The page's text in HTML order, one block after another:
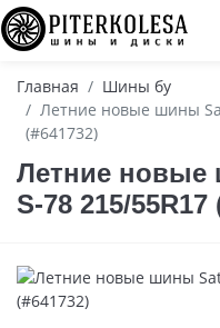
Главная
Шины бу
Летние новые шины
(#641732)
Летние новые
S-78 215/55R17